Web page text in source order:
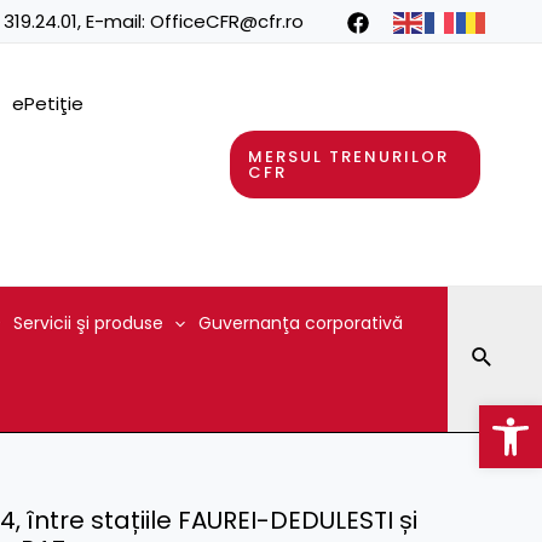
, E-mail: OfficeCFR@cfr.ro
ePetiţie
MERSUL TRENURILOR
CFR
Servicii şi produse Guvernanţa corporativă
stațiile FAUREI-DEDULESTI și